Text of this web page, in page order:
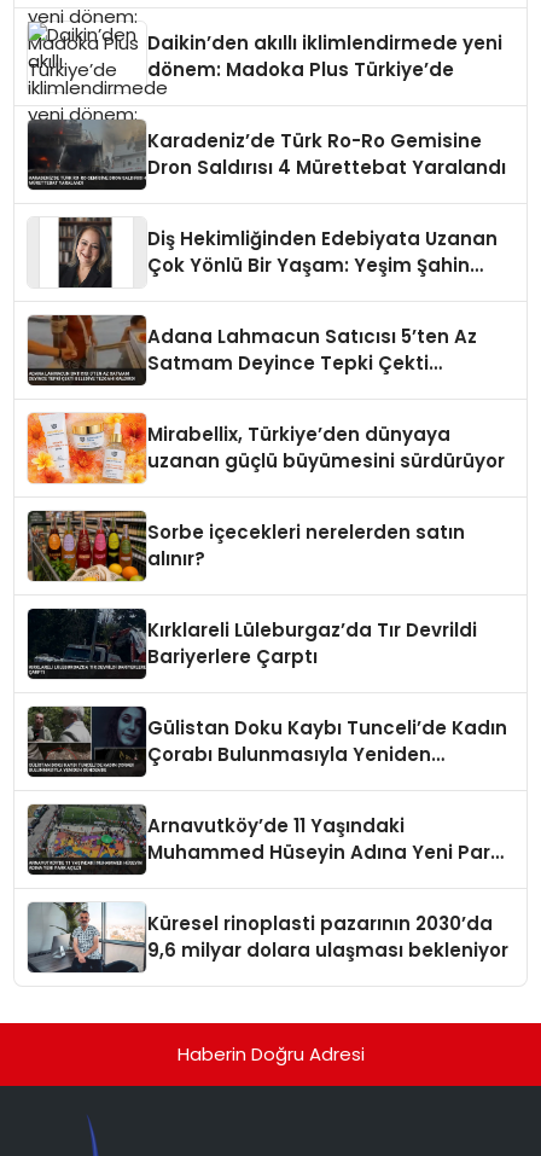
Daikin’den akıllı iklimlendirmede yeni
dönem: Madoka Plus Türkiye’de
Karadeniz’de Türk Ro-Ro Gemisine
Dron Saldırısı 4 Mürettebat Yaralandı
Diş Hekimliğinden Edebiyata Uzanan
Çok Yönlü Bir Yaşam: Yeşim Şahin
Adana Lahmacun Satıcısı 5’ten Az
Satmam Deyince Tepki Çekti
Mirabellix, Türkiye’den dünyaya
uzanan güçlü büyümesini sürdürüyor
Sorbe içecekleri nerelerden satın
alınır?
Kırklareli Lüleburgaz’da Tır Devrildi
Bariyerlere Çarptı
Gülistan Doku Kaybı Tunceli’de Kadın
Çorabı Bulunmasıyla Yeniden
Arnavutköy’de 11 Yaşındaki
Muhammed Hüseyin Adına Yeni Park
Küresel rinoplasti pazarının 2030’da
9,6 milyar dolara ulaşması bekleniyor
Haberin Doğru Adresi